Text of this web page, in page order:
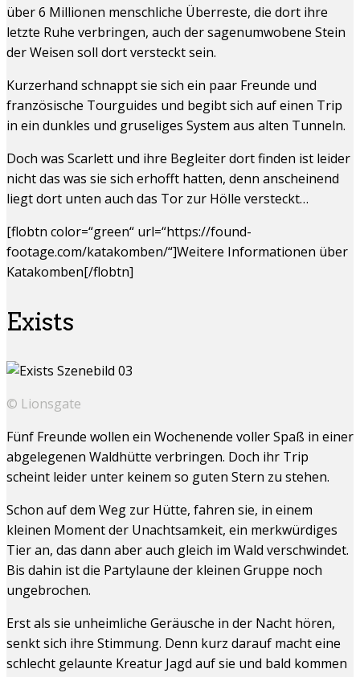
über 6 Millionen menschliche Überreste, die dort ihre
letzte Ruhe verbringen, auch der sagenumwobene Stein
der Weisen soll dort versteckt sein.
Kurzerhand schnappt sie sich ein paar Freunde und
französische Tourguides und begibt sich auf einen Trip
in ein dunkles und gruseliges System aus alten Tunneln.
Doch was Scarlett und ihre Begleiter dort finden ist leider
nicht das was sie sich erhofft hatten, denn anscheinend
liegt dort unten auch das Tor zur Hölle versteckt…
[flobtn color=“green“ url=“https://found-
footage.com/katakomben/“]Weitere Informationen über
Katakomben[/flobtn]
Exists
© Lionsgate
Fünf Freunde wollen ein Wochenende voller Spaß in einer
abgelegenen Waldhütte verbringen. Doch ihr Trip
scheint leider unter keinem so guten Stern zu stehen.
Schon auf dem Weg zur Hütte, fahren sie, in einem
kleinen Moment der Unachtsamkeit, ein merkwürdiges
Tier an, das dann aber auch gleich im Wald verschwindet.
Bis dahin ist die Partylaune der kleinen Gruppe noch
ungebrochen.
Erst als sie unheimliche Geräusche in der Nacht hören,
senkt sich ihre Stimmung. Denn kurz darauf macht eine
schlecht gelaunte Kreatur Jagd auf sie und bald kommen